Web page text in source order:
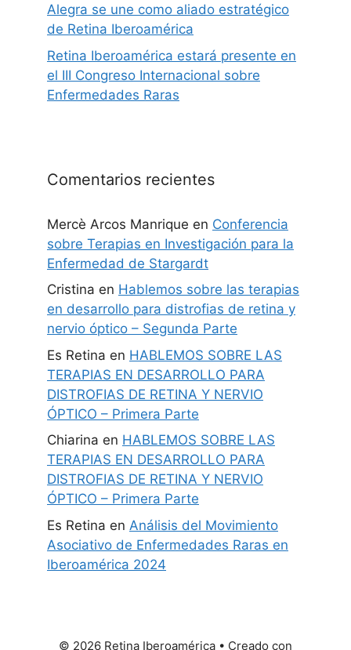
Alegra se une como aliado estratégico
de Retina Iberoamérica
Retina Iberoamérica estará presente en
el III Congreso Internacional sobre
Enfermedades Raras
Comentarios recientes
Mercè Arcos Manrique en Conferencia
sobre Terapias en Investigación para la
Enfermedad de Stargardt
Cristina en Hablemos sobre las terapias
en desarrollo para distrofias de retina y
nervio óptico – Segunda Parte
Es Retina en HABLEMOS SOBRE LAS
TERAPIAS EN DESARROLLO PARA
DISTROFIAS DE RETINA Y NERVIO
ÓPTICO – Primera Parte
Chiarina en HABLEMOS SOBRE LAS
TERAPIAS EN DESARROLLO PARA
DISTROFIAS DE RETINA Y NERVIO
ÓPTICO – Primera Parte
Es Retina en Análisis del Movimiento
Asociativo de Enfermedades Raras en
Iberoamérica 2024
© 2026 Retina Iberoamérica • Creado con